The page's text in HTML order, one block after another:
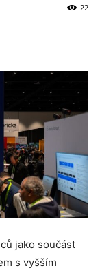
22
jako součást
s vyšším